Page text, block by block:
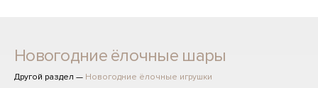
Новогодние ёлочные шары
Другой раздел — Новогодние ёлочные игрушки